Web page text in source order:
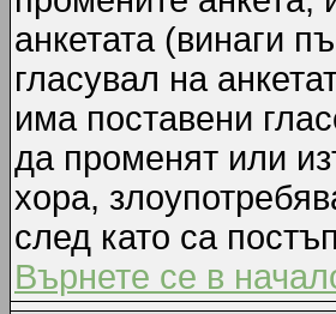
анкетата (винаги
гласувал на
има поставени
да променят или
хора,
след като са
Върнете се в